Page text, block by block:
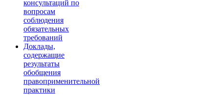
консультаций по
вопросам
соблюдения
обязательных
требований
Доклады,
содержащие
результаты
обобщения
правоприменительной
практики